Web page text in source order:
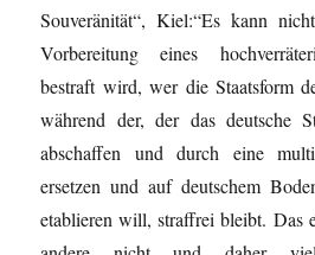
Souveränität“, Kiel:“Es kann
Vorbereitung eines
bestraft wird, wer die Staatsform
während der, der das deutsche
abschaffen und durch eine
ersetzen und auf deutschem
etablieren will, straffrei bleibt. Das